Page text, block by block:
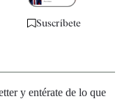
Suscríbete
y entérate de lo que